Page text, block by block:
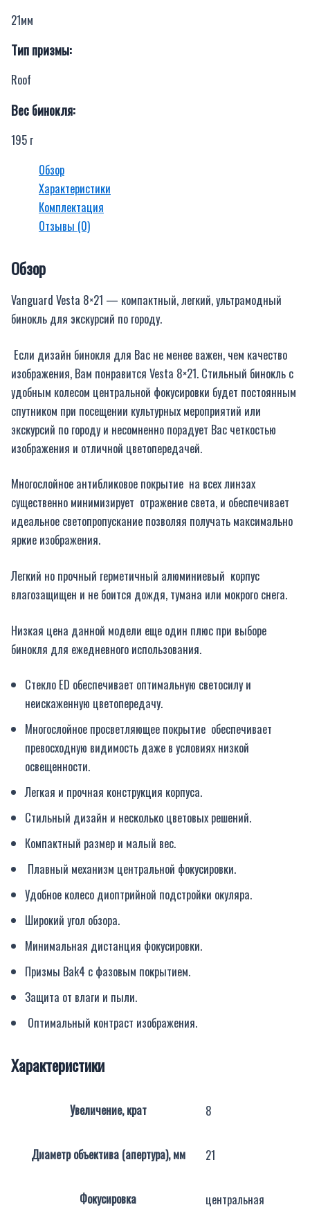
21мм
Тип призмы:
Roof
Вес бинокля:
195 г
Обзор
Характеристики
Комплектация
Отзывы (0)
Обзор
Vanguard Vesta 8×21 — компактный, легкий, ультрамодный
бинокль для экскурсий по городу.
Если дизайн бинокля для Вас не менее важен, чем качество
изображения, Вам понравится Vesta 8×21. Стильный бинокль с
удобным колесом центральной фокусировки будет постоянным
спутником при посещении культурных мероприятий или
экскурсий по городу и несомненно порадует Вас четкостью
изображения и отличной цветопередачей.
Многослойное антибликовое покрытие на всех линзах
существенно минимизирует отражение света, и обеспечивает
идеальное светопропускание позволяя получать максимально
яркие изображения.
Легкий но прочный герметичный алюминиевый корпус
влагозащищен и не боится дождя, тумана или мокрого снега.
Низкая цена данной модели еще один плюс при выборе
бинокля для ежедневного использования.
Стекло ED обеспечивает оптимальную светосилу и
неискаженную цветопередачу.
Многослойное просветляющее покрытие обеспечивает
превосходную видимость даже в условиях низкой
освещенности.
Легкая и прочная конструкция корпуса.
Стильный дизайн и несколько цветовых решений.
Компактный размер и малый вес.
Плавный механизм центральной фокусировки.
Удобное колесо диоптрийной подстройки окуляра.
Широкий угол обзора.
Минимальная дистанция фокусировки.
Призмы Bak4 с фазовым покрытием.
Защита от влаги и пыли.
Оптимальный контраст изображения.
Характеристики
Увеличение, крат 8
Диаметр объектива (апертура), мм 21
Фокусировка центральная